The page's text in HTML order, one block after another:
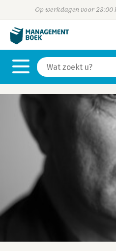
Op werkdagen voor